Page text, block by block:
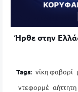
Ήρθε στην
Tags: νίκη φαβορί
ντεφορμέ αήττητη